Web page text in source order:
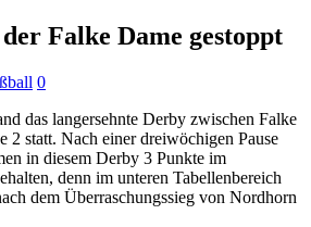
Falke Dame gestoppt
0
das langersehnte Derby zwischen Falke
2 statt. Nach einer dreiwöchigen Pause
in diesem Derby 3 Punkte im
denn im unteren Tabellenbereich
dem Überraschungssieg von Nordhorn